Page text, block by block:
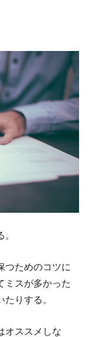
つためのコツに
ミスが多かった
りする。
オススメしな